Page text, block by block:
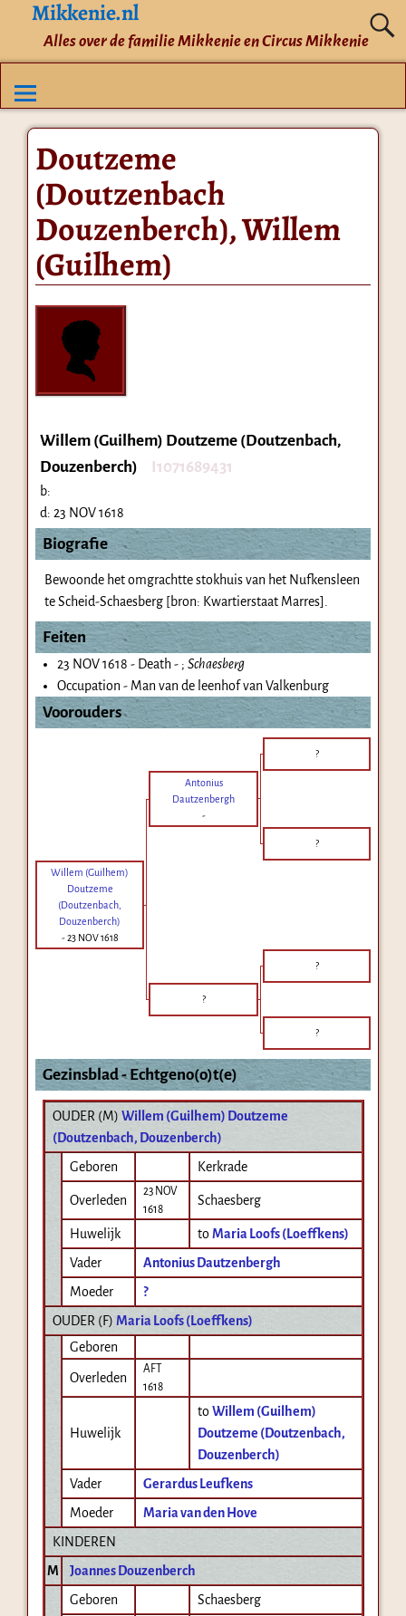
Mikkenie.nl
Alles over de familie Mikkenie en Circus Mikkenie
Doutzeme
(Doutzenbach
Douzenberch), Willem
(Guilhem)
Willem (Guilhem) Doutzeme (Doutzenbach,
Douzenberch)
I1071689431
b:
d: 23 NOV 1618
Biografie
Bewoonde het omgrachtte stokhuis van het Nufkensleen
te Scheid-Schaesberg [bron: Kwartierstaat Marres].
Feiten
23 NOV 1618 - Death - ; Schaesberg
Occupation - Man van de leenhof van Valkenburg
Voorouders
?
Antonius
Dautzenbergh
-
?
Willem (Guilhem)
Doutzeme
(Doutzenbach,
Douzenberch)
-23 NOV 1618
?
?
?
Gezinsblad - Echtgeno(o)t(e)
OUDER (M) Willem (Guilhem) Doutzeme
(Doutzenbach, Douzenberch)
Geboren
Kerkrade
Overleden
23 NOV
1618
Schaesberg
Huwelijk toMaria Loofs (Loeffkens)
Vader
Antonius Dautzenbergh
Moeder
?
OUDER (F) Maria Loofs (Loeffkens)
Geboren
Overleden
AFT
1618
Huwelijk
toWillem (Guilhem)
Doutzeme (Doutzenbach,
Douzenberch)
Vader
Gerardus Leufkens
Moeder
Maria van den Hove
KINDEREN
M
Joannes Douzenberch
Geboren
Schaesberg